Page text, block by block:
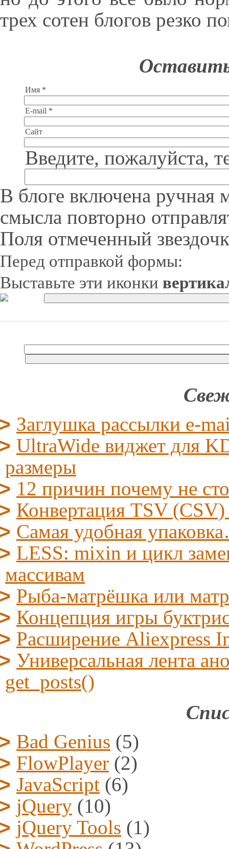
трех сотен блогов резко
Имя *
E-mail *
Сайт
Введите, пожалуйста,
В блоге включена ручная
смысла повторно
Поля отмеченный
Перед отправкой формы:
Выставьте эти иконки
Заглушка рассылки e-
UltraWide виджет для
размеры
12 причин почему не
Конвертация TSV
Самая удобная
LESS: mixin и цикл
массивам
Рыба-матрёшка или
Концепция игры
Расширение Aliexpress
Универсальная лента
get_posts()
Bad Genius (5)
FlowPlayer (2)
JavaScript (6)
jQuery (10)
jQuery Tools (1)